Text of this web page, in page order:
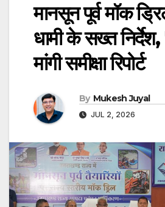
मानसून पूर्व मॉक
धामी के सख्त
मांगी समीक्षा रिपोर्ट
By Mukesh Juyal
JUL 2, 2026